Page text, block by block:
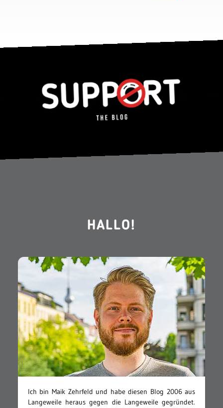
HALLO!
Ich bin Maik Zehrfeld und habe diesen Blog 2006 aus
Langeweile heraus gegen die Langeweile gegründet.